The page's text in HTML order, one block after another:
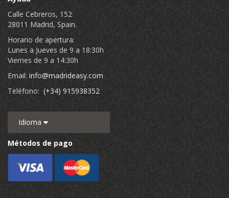
Calle Cebreros, 152
28011 Madrid, Spain.
Horario de apertura:
Lunes a Jueves de 9 a 18:30h
Viernes de 9 a 14:30h
Email: info@madrideasy.com
Teléfono: (+34) 915938352
Idioma
Métodos de pago